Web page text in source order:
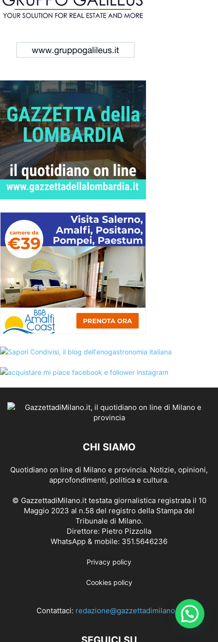
CHI SIAMO
Quotidiano on line di Milano e provincia. Notizie, opinioni,
approfondimenti, politica e cultura.
© GazzettadiMilano.it testata giornalistica registrata il 10
Maggio 2023 al n.58 del registro della Stampa del
Tribunale di Milano.
Direttore: Pietro Pizzolla
WhatsApp & mobile: 351.5646236
Privacy policy
Cookies policy
Contattaci: redazione@gazzettadimilano.it